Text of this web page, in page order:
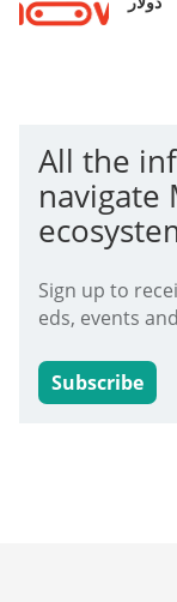
All the
navigate
Sign up to
eds, events
Subscribe